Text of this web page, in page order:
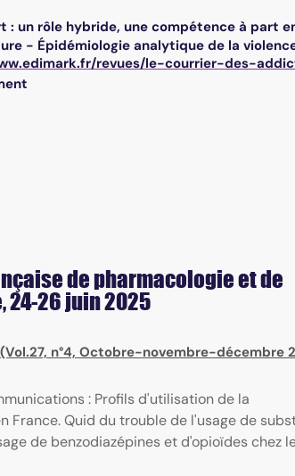
: un rôle hybride, une compétence à part
- Épidémiologie analytique de la
revues/le-courrier-des-
de pharmacologie et de
24-26 juin 2025
n°4, Octobre-novembre-décembre
: Profils d'utilisation de la
France. Quid du trouble de l'usage de
de benzodiazépines et d'opioïdes chez